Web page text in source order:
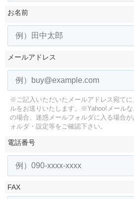
お名前
メールアドレス
※ご記入いただいたメールアドレス宛て
ルをお送りいたします。
※Yahoo!メール
の場合、迷惑メールフォルダに入る場合が
ォルダ・設定等をご確認下さい。
電話番号
FAX